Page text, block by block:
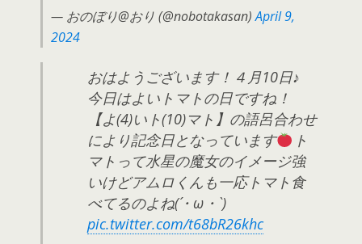
— おのぼり@おり (@nobotakasan)April 9,
2024
おはようございます！４月10日♪
今日はよいトマトの日ですね！
【よ(4)いト(10)マト】の語呂合わせ
により記念日となっています
ト
マトって水星の魔女のイメージ強
いけどアムロくんも一応トマト食
べてるのよね(´・ω・`)
pic.twitter.com/t68bR26khc